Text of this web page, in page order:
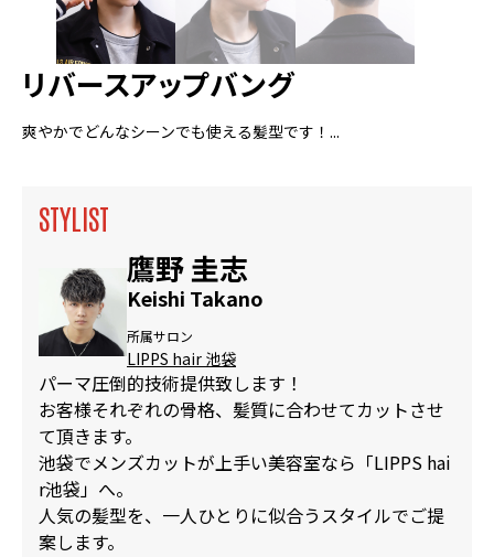
リバースアップバング
爽やかでどんなシーンでも使える髪型です！...
STYLIST
鷹野 圭志
Keishi Takano
所属サロン
LIPPS hair 池袋
パーマ圧倒的技術提供致します！
お客様それぞれの骨格、髪質に合わせてカットさせ
て頂きます。
池袋でメンズカットが上手い美容室なら「LIPPS hai
r池袋」へ。
人気の髪型を、一人ひとりに似合うスタイルでご提
案します。